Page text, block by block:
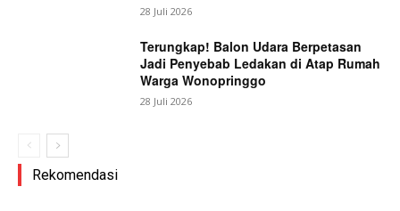
28 Juli 2026
Terungkap! Balon Udara Berpetasan
Jadi Penyebab Ledakan di Atap Rumah
Warga Wonopringgo
28 Juli 2026
Rekomendasi